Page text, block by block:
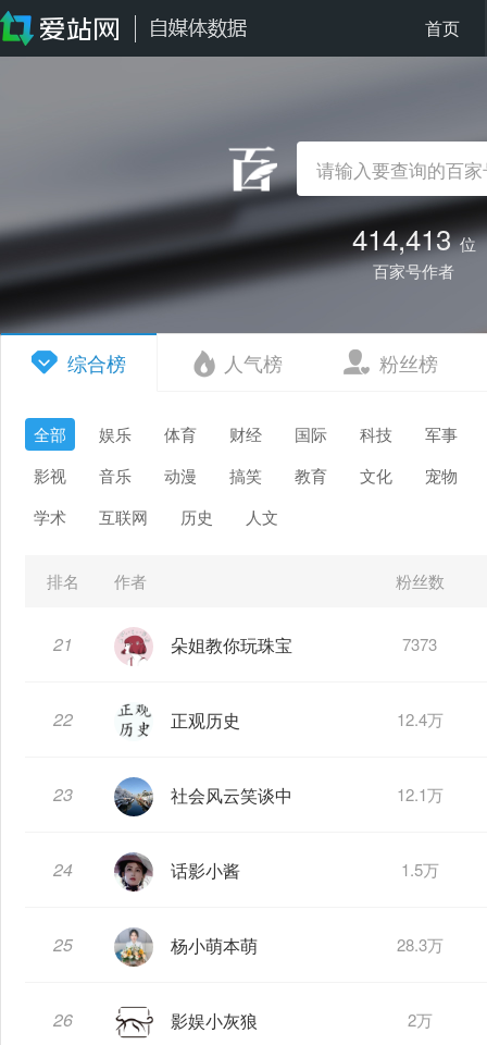
首页
414,413 位
百家号作者
综合榜 人气榜 粉丝榜
全部 娱乐 体育 财经 国际 科技
军事
影视
音乐 动漫 搞笑 教育 文化
宠物
学术
互联网 历史 人文
排名 作者 粉丝数
21 朵姐教你玩珠宝 7373
22 正观历史 12.4万
23 社会风云笑谈中 12.1万
24 话影小酱 1.5万
25 杨小萌本萌 28.3万
26 影娱小灰狼 2万